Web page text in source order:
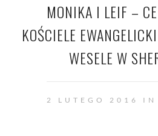
MONIKA I LEIF –
KOŚCIELE
WESELE W
2 LUTEGO 2016 IN